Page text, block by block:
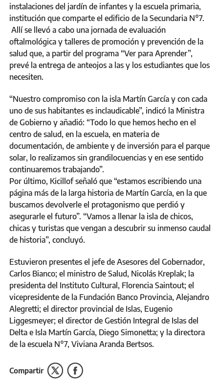
instalaciones del jardín de infantes y la escuela primaria,
institución que comparte el edificio de la Secundaria N°7.
Allí se llevó a cabo una jornada de evaluación
oftalmológica y talleres de promoción y prevención de la
salud que, a partir del programa “Ver para Aprender”,
prevé la entrega de anteojos a las y los estudiantes que los
necesiten.
“Nuestro compromiso con la isla Martín García y con cada
uno de sus habitantes es inclaudicable”, indicó la Ministra
de Gobierno y añadió: “Todo lo que hemos hecho en el
centro de salud, en la escuela, en materia de
documentación, de ambiente y de inversión para el parque
solar, lo realizamos sin grandilocuencias y en ese sentido
continuaremos trabajando”.
Por último, Kicillof señaló que “estamos escribiendo una
página más de la larga historia de Martín García, en la que
buscamos devolverle el protagonismo que perdió y
asegurarle el futuro”. “Vamos a llenar la isla de chicos,
chicas y turistas que vengan a descubrir su inmenso caudal
de historia”, concluyó.
Estuvieron presentes el jefe de Asesores del Gobernador,
Carlos Bianco; el ministro de Salud, Nicolás Kreplak; la
presidenta del Instituto Cultural, Florencia Saintout; el
vicepresidente de la Fundación Banco Provincia, Alejandro
Alegretti; el director provincial de Islas, Eugenio
Liggesmeyer; el director de Gestión Integral de Islas del
Delta e Isla Martín García, Diego Simonetta; y la directora
de la escuela N°7, Viviana Aranda Bertsos.
Compartir